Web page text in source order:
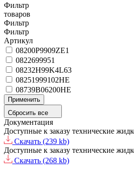
Фильтр
товаров
Фильтр
Фильтр
Артикул
08200P9909ZE1
0822699951
08232H99K4L63
08251999102HE
08739B06200HE
Применить
Сбросить все
Документация
Доступные к заказу технические
Скачать (239 kb)
Доступные к заказу технические
Скачать (268 kb)